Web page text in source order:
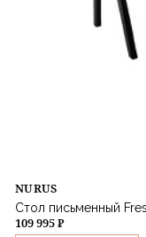
NURUS
Стол письменный
109 995 ₽